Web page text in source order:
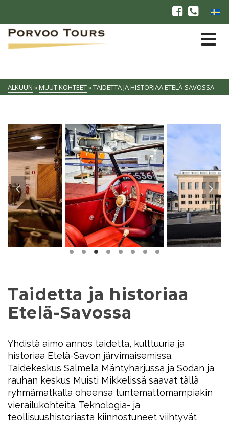
ALKUUN »MUUT KOHTEET»TAIDETTA JA HISTORIAA ETELÄ-SAVOSSA
Taidetta ja historiaa
Etelä-Savossa
Yhdistä aimo annos taidetta, kulttuuria ja
historiaa Etelä-Savon järvimaisemissa.
Taidekeskus Salmela Mäntyharjussa ja Sodan ja
rauhan keskus Muisti Mikkelissä saavat tällä
ryhmämatkalla oheensa tuntemattomampiakin
vierailukohteita. Teknologia- ja
teollisuushistoriasta kiinnostuneet viihtyvät